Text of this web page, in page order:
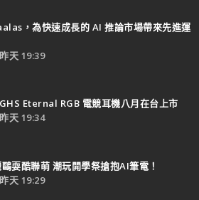
，為快速成長的 AI 推論市場帶來先進運
昨天 19:39
Eternal RGB 電競耳機八月在台上市
昨天 19:34
耍酷聯萌 潮玩開學祭搶抱AI筆電！
昨天 19:29